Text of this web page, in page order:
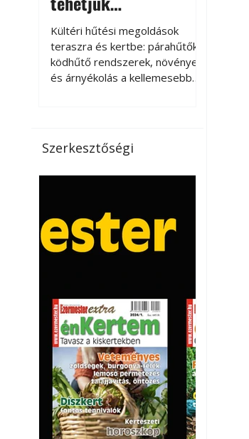
kellemesebbé a
teraszt és a kertet?
Kültéri hűtési megoldások
teraszra és kertbe: párahűtők,
ködhűtő rendszerek, növények
és árnyékolás a kellemesebb
jelentőséget kapott, ahogy a
nyári hőhullámok gyakoribbá és
a megoldást a meleg ellen, ma
már egyre többen keresnek
olyan kültéri hűtési
vendégl
Szerkesztőségi